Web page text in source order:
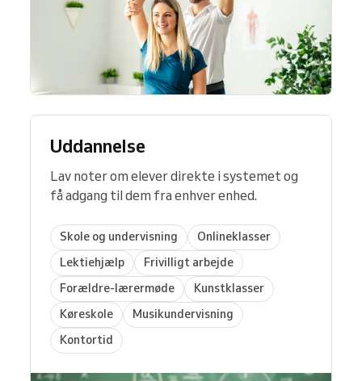
Uddannelse
Lav noter om elever direkte i systemet og
få adgang til dem fra enhver enhed.
Skole og undervisning
Onlineklasser
Lektiehjælp
Frivilligt arbejde
Forældre-lærermøde
Kunstklasser
Køreskole
Musikundervisning
Kontortid